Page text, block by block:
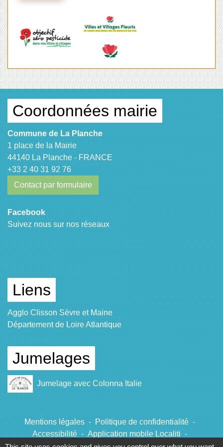
Coordonnées mairie
Commune de La Planche
1 place de la Mairie
44140 La Planche - FRANCE
+33 2 40 31 92 76
Contact par formulaire
Facebook
Suivez nous sur nos réseaux
Liens
Agglo Clisson Sèvre et Maine
Département de Loire Atlantique
Jumelages
Jumelage avec Colonna Italie
Mentions légales - Politique de confidentialité -
Accessibilité - Application mobile Localiti -